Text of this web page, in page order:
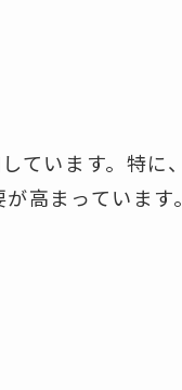
ています。特に、
高まっています。